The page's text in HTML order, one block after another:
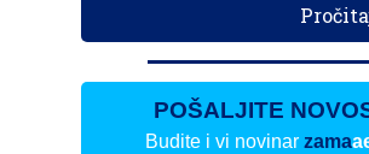
POŠALJITE
Budite i vi novinar zama